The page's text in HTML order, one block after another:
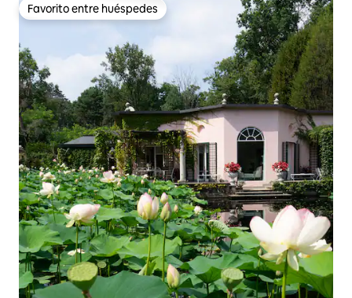
Favorito entre huéspedes
Favorito entre huéspedes